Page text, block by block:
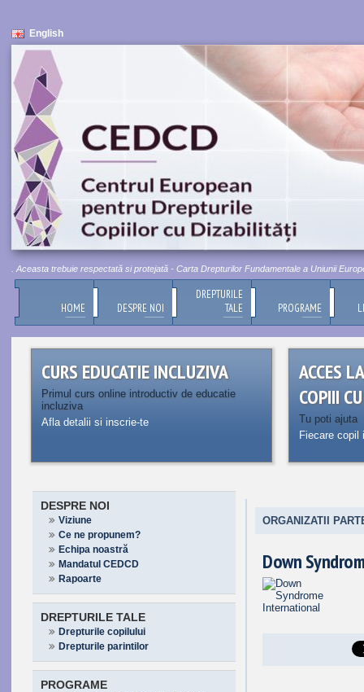
English
Aceasta trebuie respectată si protejată - Carta Drepturilor Fundamentale a Uniunii
HOME DESPRE NOI
DREPTURILE
TALE
PROGRAME
CURS EDUCATIE INCLUZIVA
Primul curs online introductiv de educatie
incluziva
Afla detalii si inscrie-te
ACCES
COPIII
Tu poti ajuta
Fiecare
DESPRE NOI
Viziune
Ce ne propunem?
Echipa noastră
Mandatul CEDCD
Rapoarte
DREPTURILE TALE
Drepturile copilului
Drepturile parintilor
PROGRAME
ORGANIZATII
Down